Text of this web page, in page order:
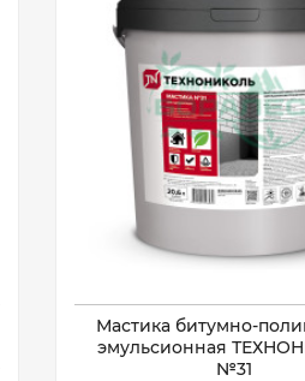
Мастика битумно-
эмульсионная
№31